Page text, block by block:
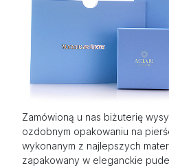
Zamówioną u nas biżuterię
ozdobnym opakowaniu na
wykonanym z najlepszych
zapakowany w eleganckie